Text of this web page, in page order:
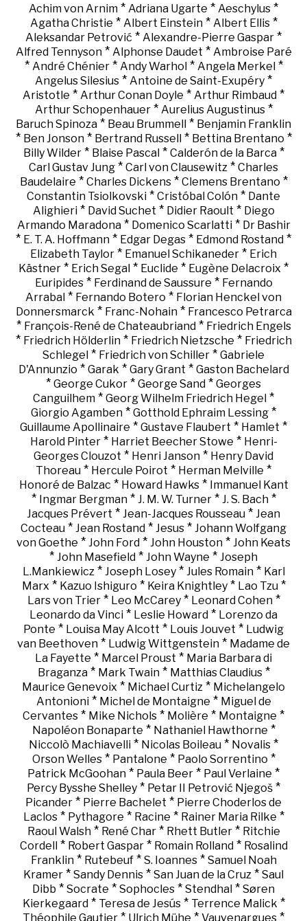
Achim von Arnim * Adriana Ugarte * Aeschylus *
Agatha Christie * Albert Einstein* Albert Ellis*
Aleksandar Petrović * Alexandre-Pierre Gaspar *
Alfred Tennyson* Alphonse Daudet * Ambroise Paré
* André Chénier* Andy Warhol * Angela Merkel *
Angelus Silesius * Antoine de Saint-Exupéry *
Aristotle * Arthur Conan Doyle * Arthur Rimbaud *
Arthur Schopenhauer* Aurelius Augustinus*
Baruch Spinoza * Beau Brummell * Benjamin Franklin
* Ben Jonson* Bertrand Russell * Bettina Brentano *
Billy Wilder* Blaise Pascal* Calderón de la Barca*
Carl Gustav Jung * Carl von Clausewitz * Charles
Baudelaire * Charles Dickens* Clemens Brentano *
Constantin Tsiolkovski * Cristóbal Colón * Dante
Alighieri* David Suchet * Didier Raoult * Diego
Armando Maradona* Domenico Scarlatti* Dr Bashir
* E. T. A. Hoffmann * Edgar Degas * Edmond Rostand *
Elizabeth Taylor * Emanuel Schikaneder * Erich
Kästner * Erich Segal * Euclide * Eugène Delacroix *
Euripides* Ferdinand de Saussure * Fernando
Arrabal * Fernando Botero * Florian Henckel von
Donnersmarck * Franc-Nohain* Francesco Petrarca
* François-René de Chateaubriand* Friedrich Engels
* Friedrich Hölderlin* Friedrich Nietzsche * Friedrich
Schlegel * Friedrich von Schiller * Gabriele
D'Annunzio * Garak * Gary Grant * Gaston Bachelard
* George Cukor * George Sand * Georges
Canguilhem * Georg Wilhelm Friedrich Hegel *
Giorgio Agamben * Gotthold Ephraim Lessing *
Guillaume Apollinaire * Gustave Flaubert * Hamlet *
Harold Pinter* Harriet Beecher Stowe * Henri-
Georges Clouzot * Henri Janson * Henry David
Thoreau * Hercule Poirot * Herman Melville *
Honoré de Balzac * Howard Hawks* Immanuel Kant
* Ingmar Bergman* J. M. W. Turner* J. S. Bach*
Jacques Prévert * Jean-Jacques Rousseau * Jean
Cocteau * Jean Rostand * Jesus * Johann Wolfgang
von Goethe * John Ford * John Houston * John Keats
* John Masefield * John Wayne * Joseph
L.Mankiewicz* Joseph Losey* Jules Romain* Karl
Marx * Kazuo Ishiguro * Keira Knightley* Lao Tzu*
Lars von Trier* Leo McCarey* Leonard Cohen*
Leonardo da Vinci * Leslie Howard * Lorenzo da
Ponte * Louisa May Alcott * Louis Jouvet * Ludwig
van Beethoven * Ludwig Wittgenstein * Madame de
La Fayette * Marcel Proust * Maria Barbara di
Braganza* Mark Twain* Matthias Claudius*
Maurice Genevoix * Michael Curtiz * Michelangelo
Antonioni* Michel de Montaigne * Miguel de
Cervantes * Mike Nichols * Molière * Montaigne *
Napoléon Bonaparte * Nathaniel Hawthorne *
Niccolò Machiavelli * Nicolas Boileau * Novalis *
Orson Welles* Pantalone * Paolo Sorrentino *
Patrick McGoohan * Paula Beer * Paul Verlaine *
Percy Bysshe Shelley * Petar II Petrović Njegoš *
Picander * Pierre Bachelet * Pierre Choderlos de
Laclos* Pythagore * Racine * Rainer Maria Rilke *
Raoul Walsh* René Char* Rhett Butler* Ritchie
Cordell * Robert Gaspar* Romain Rolland* Rosalind
Franklin* Rutebeuf* S. Ioannes* Samuel Noah
Kramer * Sandy Dennis * San Juan de la Cruz * Saul
Dibb * Socrate * Sophocles * Stendhal * Søren
Kierkegaard* Teresa de Jesús* Terrence Malick *
Théophile Gautier * Ulrich Mühe * Vauvenargues *